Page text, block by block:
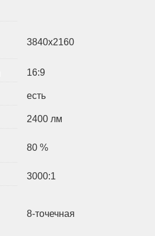
3840x2160
16:9
есть
2400 лм
80 %
3000:1
8-точечная